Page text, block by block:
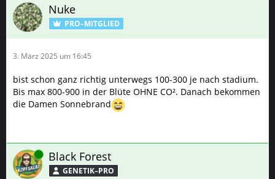
Nuke
PRO–MITGLIED
3. März 2025 um 16:45
bist schon ganz richtig unterwegs 100-300 je nach stadium.
Bis max 800-900 in der Blüte OHNE CO². Danach bekommen
die Damen Sonnebrand
Online Black Forest
GENETIK–PRO